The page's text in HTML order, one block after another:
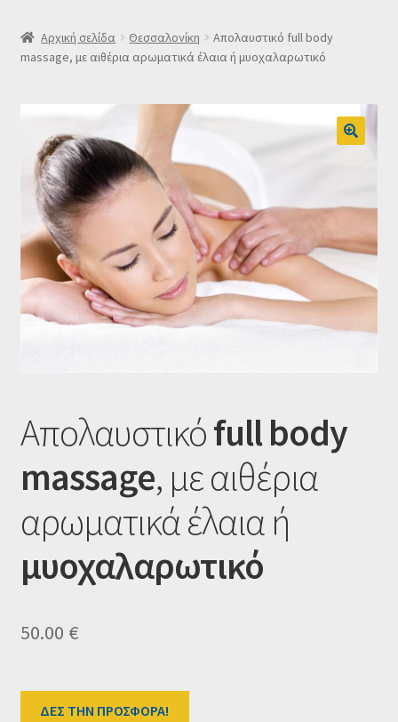
SLIDER
Επιβεβαίωση εγγραφής στο Newsletter του Dealistas.gr
Επικοινωνία
Καλάθι
Κατάστημα
Αρχική σελίδα Θεσσαλονίκη
Απολαυστικό full body
massage, με αιθέρια αρωματικά έλαια ή μυοχαλαρωτικό
Απολαυστικόfull body
massage, με αιθέρια
αρωματικά έλαια ή
μυοχαλαρωτικό
50.00 €
ΔΕΣ ΤΗΝ ΠΡΟΣΦΟΡΑ!